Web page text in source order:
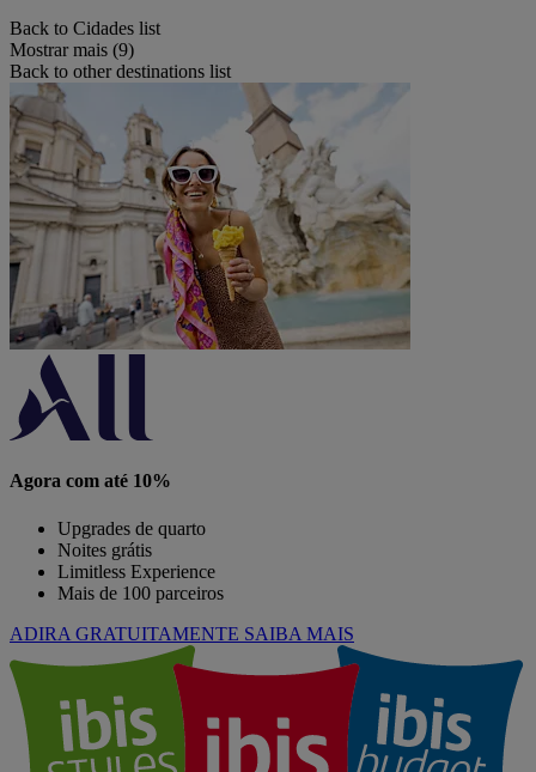
Back to Cidades list
Mostrar mais (9)
Back to other destinations list
Agora com até 10%
Upgrades de quarto
Noites grátis
Limitless Experience
Mais de 100 parceiros
ADIRA GRATUITAMENTE SAIBA MAIS